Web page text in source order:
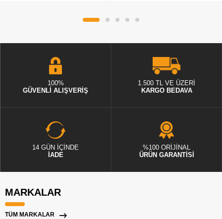
100%
GÜVENLİ ALIŞVERİŞ
1.500 TL VE ÜZERİ
KARGO BEDAVA
14 GÜN İÇİNDE
İADE
%100 ORİJİNAL
ÜRÜN GARANTİSİ
MARKALAR
TÜM MARKALAR